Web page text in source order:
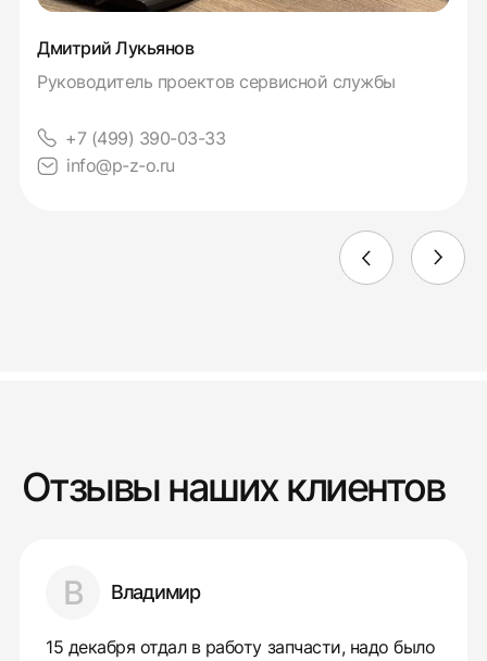
Дмитрий Лукьянов
Руководитель проектов сервисной службы
+7 (499) 390-03-33
info@p-z-o.ru
Отзывы наших клиентов
В Владимир
15 декабря отдал в работу запчасти, надо было